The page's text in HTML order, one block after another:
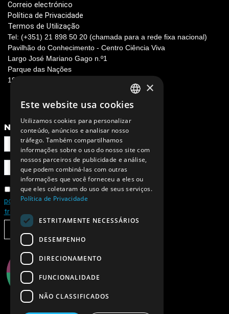
Correio electrónico
Política de Privacidade
Termos de Utilização
Tel: (+351) 21 898 50 20 (chamada para a rede fixa nacional)
Pavilhão do Conhecimento - Centro Ciência Viva
Largo José Mariano Gago n.º1
Parque das Nações
1990-073 Lisboa, Portugal
NEWSLETTER
Concordo com a
política de privacidade e de
tratamento de dados pessoais
SUBSCREVER
PORTUGUESE
ENGLISH
×
Este website usa cookies
Utilizamos cookies para personalizar
conteúdo, anúncios e analisar nosso
tráfego. Também compartilhamos
informações sobre o uso do nosso site com
nossos parceiros de publicidade e análise,
que podem combiná-las com outras
informações que você forneceu a eles ou
que eles coletaram do uso de seus serviços.
Política de Privacidade
ESTRITAMENTE NECESSÁRIOS
DESEMPENHO
DIRECIONAMENTO
FUNCIONALIDADE
NÃO CLASSIFICADOS